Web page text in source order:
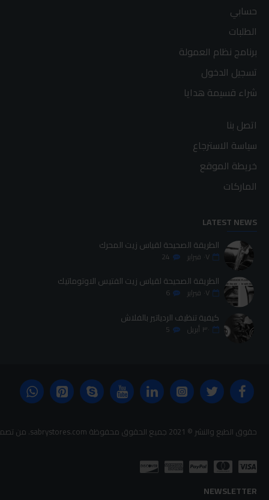
حسابي
الطلبات
برنامج نظام العمولة
تسجيل الدخول
شراء قسيمة هدايا
اتصل بنا
سياسة الاسترجاع
خريطة الموقع
الماركات
LATEST NEWS
الطريقة الصحيحة لقياس زيت المحرك
٠٧ فبراير 24
الطريقة الصحيحة لقياس زيت الفتيس الاوتوماتيك
٠٧ فبراير 6
كيفية تنظيف الردياتير بالفلاش
٣٠ أبريل 5
حقوق الطبع والنشر © 2021 جميع الحقوق محفوظة sabrystores.com. من تصميم-
NEWSLETTER